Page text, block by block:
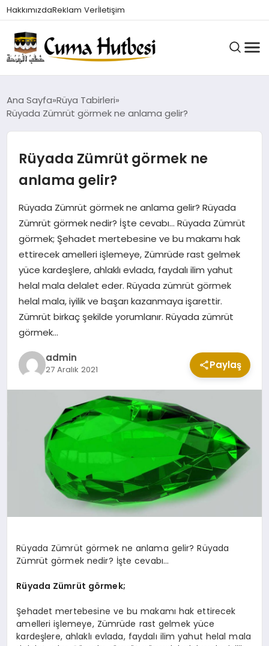
HakkımızdaReklam Verİletişim
HUTBELER
DINI BILGILER
DUALAR VE ZIKIRLER
CUMA MESAJLARI
KABE CANLI YAYIN
Ana Sayfa Rüya Tabirleri
Rüyada Zümrüt görmek ne anlama gelir?
Rüyada Zümrüt görmek ne
anlama gelir?
Rüyada Zümrüt görmek ne anlama gelir? Rüyada
Zümrüt görmek nedir? İşte cevabı… Rüyada Zümrüt
görmek; Şehadet mertebesine ve bu makamı hak
ettirecek amelleri işlemeye, Zümrüde rast gelmek
yüce kardeşlere, ahlaklı evlada, faydalı ilim yahut
helal mala delalet eder. Rüyada zümrüt görmek
helal mala, iyilik ve başarı kazanmaya işarettir.
Zümrüt birkaç şekilde yorumlanır. Rüyada zümrüt
görmek…
admin
27 Aralık 2021 Paylaş
Rüyada Zümrüt görmek ne anlama gelir? Rüyada
Zümrüt görmek nedir? İşte cevabı…
Rüyada Zümrüt görmek;
Şehadet mertebesine ve bu makamı hak ettirecek
amelleri işlemeye, Zümrüde rast gelmek yüce
kardeşlere, ahlaklı evlada, faydalı ilim yahut helal mala